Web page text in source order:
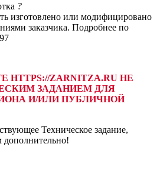
?
изготовлено или модифицировано
заказчика. Подробнее по
ZARNITZA.RU НЕ
ЗАДАНИЕМ ДЛЯ
И/ИЛИ ПУБЛИЧНОЙ
Техническое задание,
дополнительно!